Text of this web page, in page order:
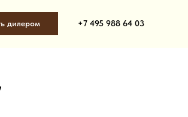
дилером +7 495 988 64 03